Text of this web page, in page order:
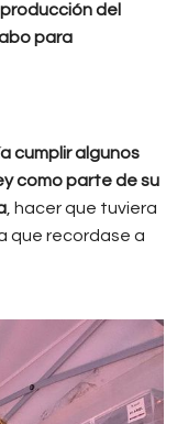
del
para
cumplir algunos
como parte de su
, hacer que tuviera
que recordase a